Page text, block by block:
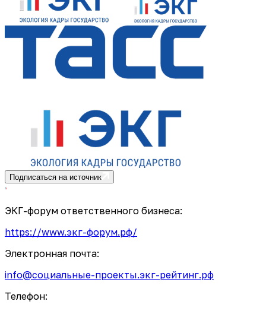
Подписаться на источник
ЭКГ-форум ответственного бизнеса:
https://www.экг-форум.рф/
Электронная почта:
info@социальные-проекты.экг-рейтинг.рф
Телефон: